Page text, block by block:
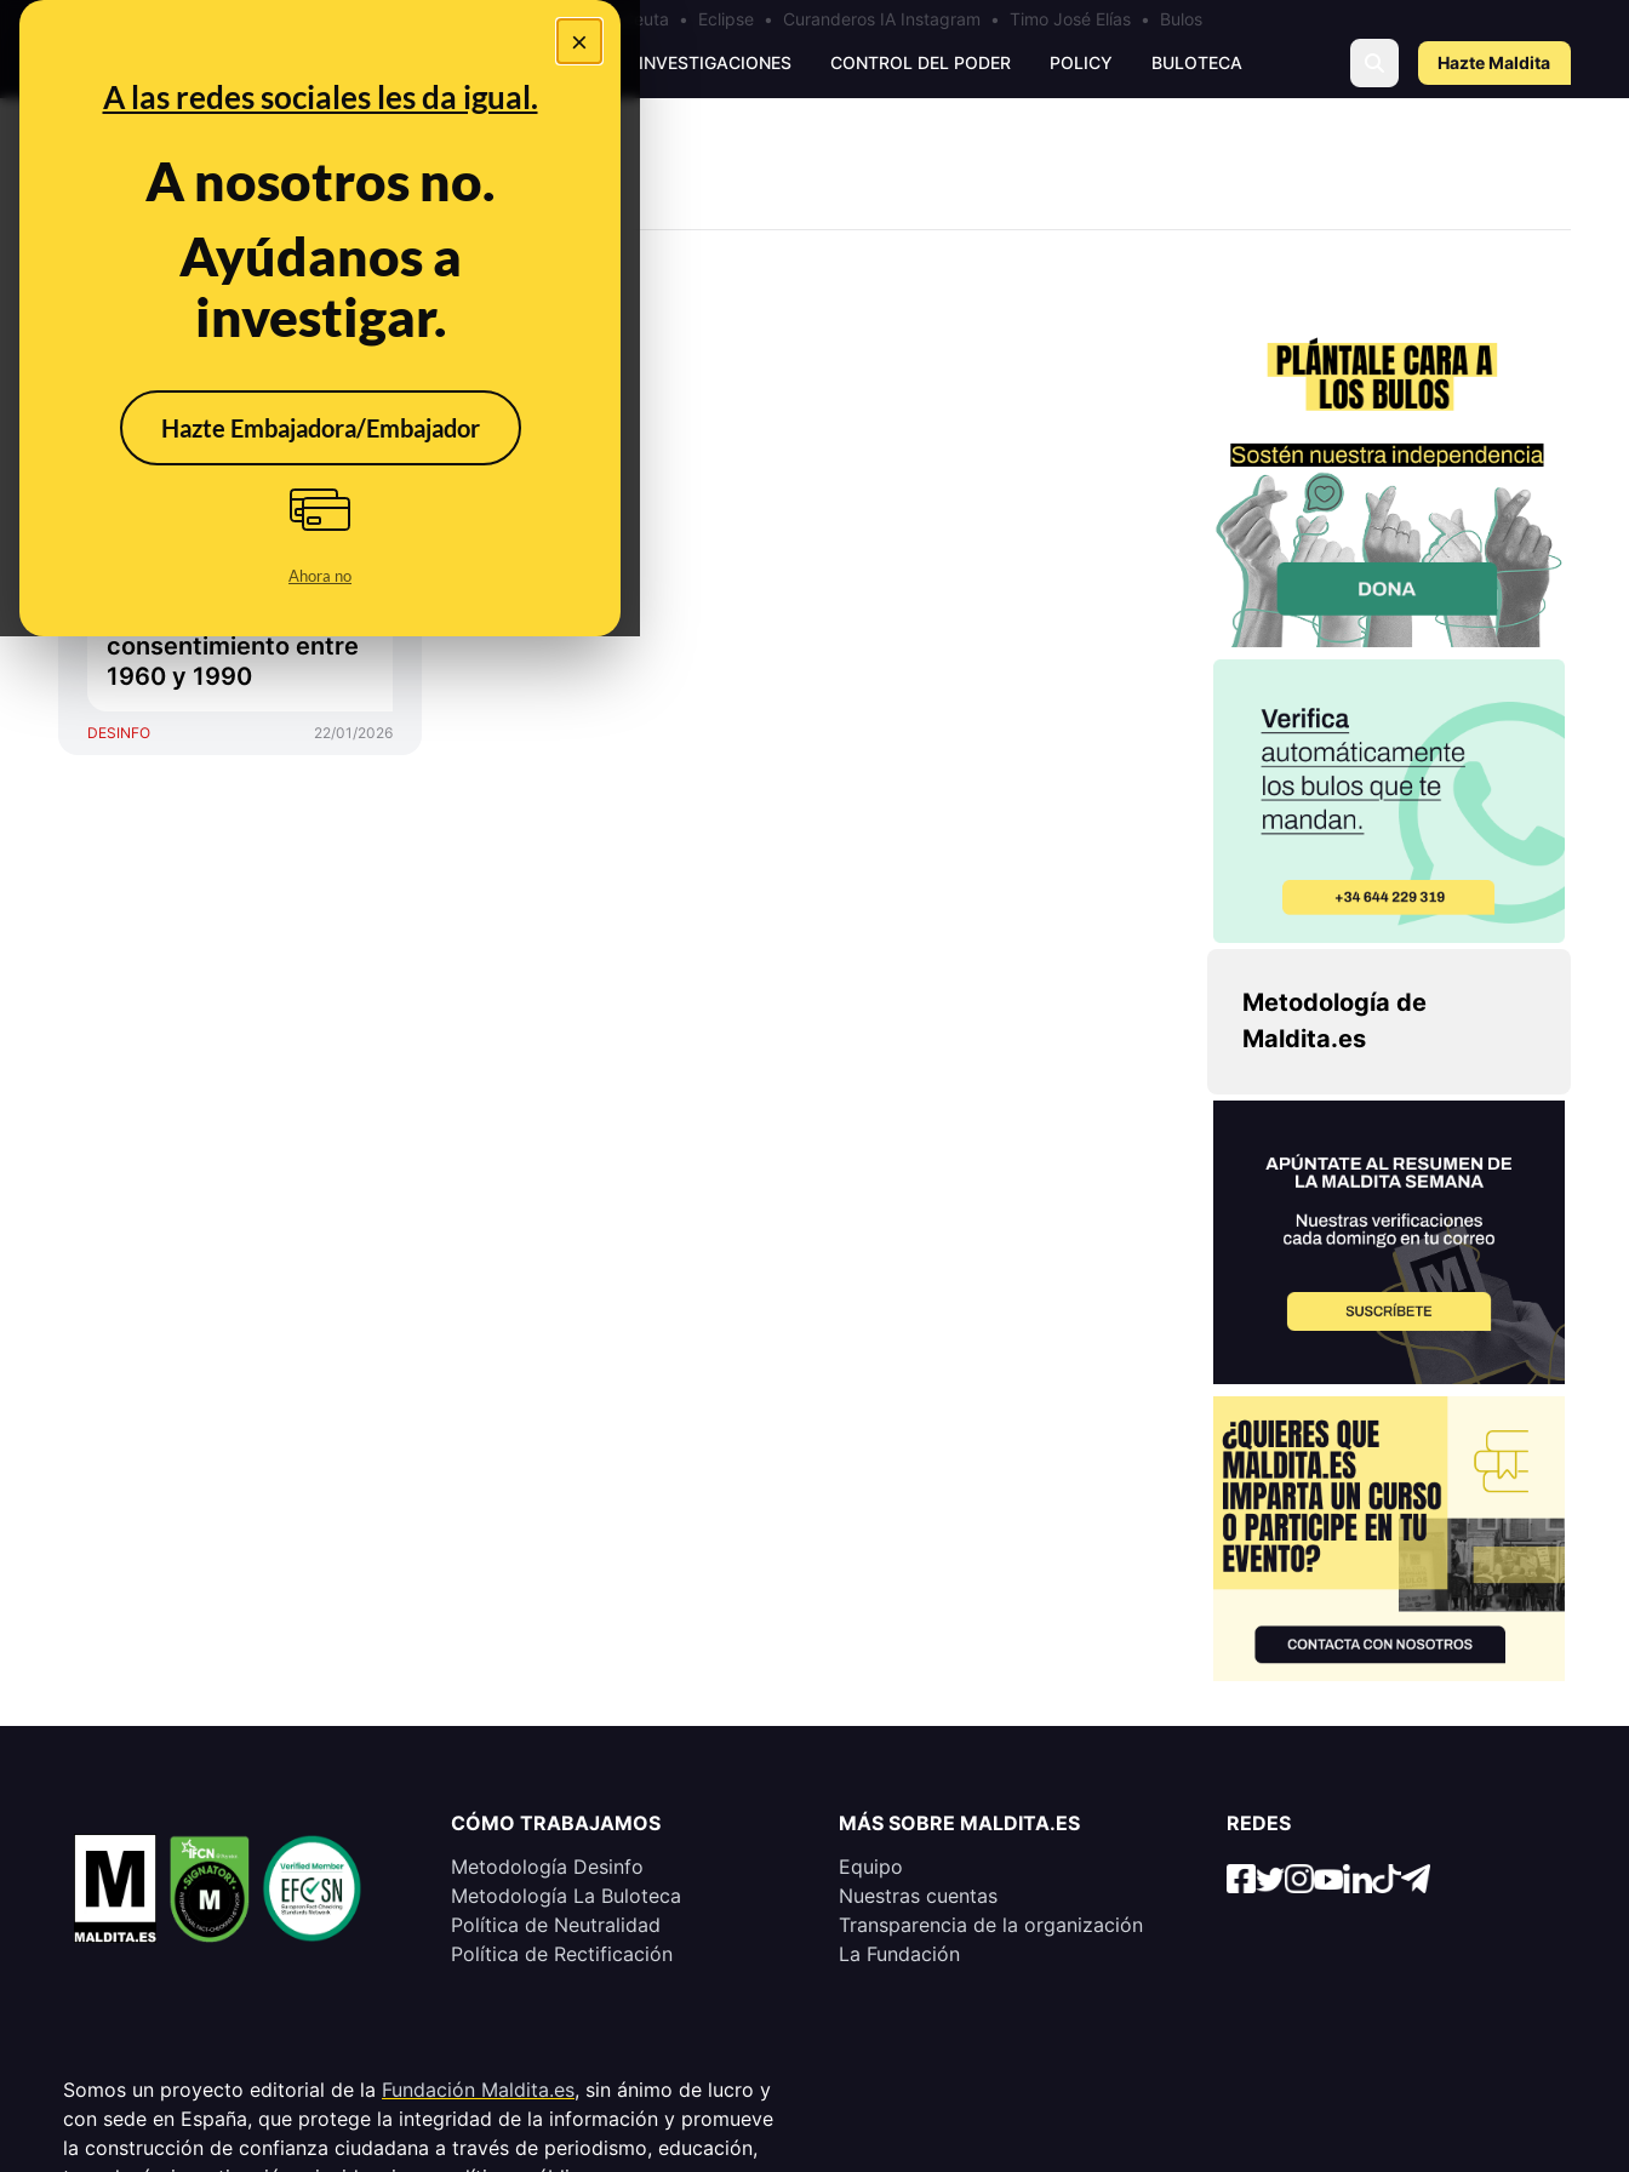
×
A las redes sociales les da igual.
A nosotros no.
Ayúdanos a
investigar.
Hazte Embajadora/Embajador
Ahora no
•Bulos Ceuta • Eclipse • Curanderos IA Instagram • Timo José Elías• Bulos
PREBUNKING INVESTIGACIONES CONTROL DEL PODER POLICY BULOTECA Hazte Maldita
Qué sabemos sobre
mujeres y niñas
consentimiento entre
1960 y 1990
DESINFO 22/01/2026
Metodología de
Maldita.es
CÓMO TRABAJAMOS
Metodología Desinfo
Metodología La Buloteca
Política de Neutralidad
Política de Rectificación
MÁS SOBRE MALDITA.ES
Equipo
Nuestras cuentas
Transparencia de la organización
La Fundación
REDES
Somos un proyecto editorial de la Fundación Maldita.es, sin ánimo de lucro y
con sede en España, que protege la integridad de la información y promueve
la construcción de confianza ciudadana a través de periodismo, educación,